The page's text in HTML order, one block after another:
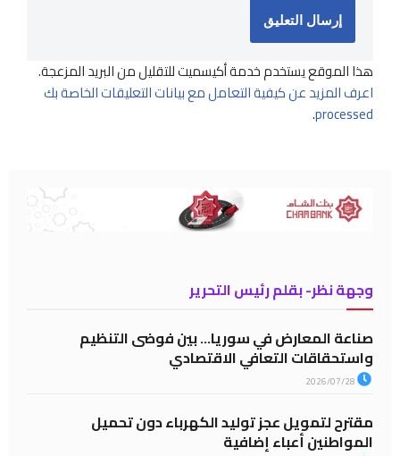
هذا الموقع يستخدم خدمة أكيسميت للتقليل من البريد المزعجة.
اعرف المزيد عن كيفية التعامل مع بيانات التعليقات الخاصة بك
processed
.
وجهة نظر- بقلم رئيس التحرير
صناعة المعارض في سوريا… بين فوضى التنظيم
واستحقاقات التعافي الاقتصادي
مقترح لتمويل عجز توليد الكهرباء دون تحميل
المواطنين أعباء إضافية